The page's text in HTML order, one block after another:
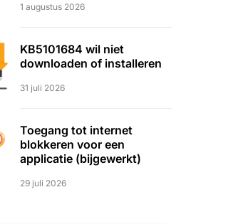
1 augustus 2026
KB5101684 wil niet
downloaden of installeren
31 juli 2026
Toegang tot internet
blokkeren voor een
applicatie (bijgewerkt)
29 juli 2026